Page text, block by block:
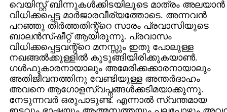
വെയിസ്റ്റ് ബിന്നുകള്‍ക്കിടയിലൂടെ മാത്രം അലയാന്‍
വിധിക്കപ്പെട്ട മാര്‍ജാരവീര്യത്തോടെ. അന്നവന്‍
പറഞ്ഞു തീര്‍ത്തതിന്റ്റെ സാരം പ്രവാസിയുടെ
ബാലന്‍സ്ഷീറ്റ് ആയിരുന്നു. പ്രവാസം
വിധിക്കപ്പെട്ടവന്റ്റെ മനസ്സും ഇതു പോലുള്ള
നഖങ്ങല്‍ക്കുള്ളില്‍ കുടുങ്ങിയിരിക്കുകയാണ്‍.
ഗള്‍ഫുകാരനായാലും അമേരിക്കക്കാരനായാലും
അതിജീവനത്തിനു വേണ്ടിയുള്ള അന്തര്‍ദാഹം
അവനെ ആഗോളസ്വപ്നങ്ങള്‍ക്കടിമയാക്കുന്നു.
നേടുന്നവര്‍ ഒരുപാടുണ്ട്. എന്നാല്‍ സ്വന്തമായ